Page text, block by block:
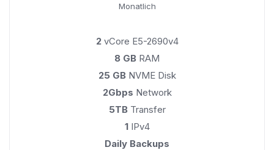
Monatlich
2vCore E5-2690v4
8 GB RAM
25 GBNVME Disk
2Gbps Network
5TBTransfer
1IPv4
Daily Backups